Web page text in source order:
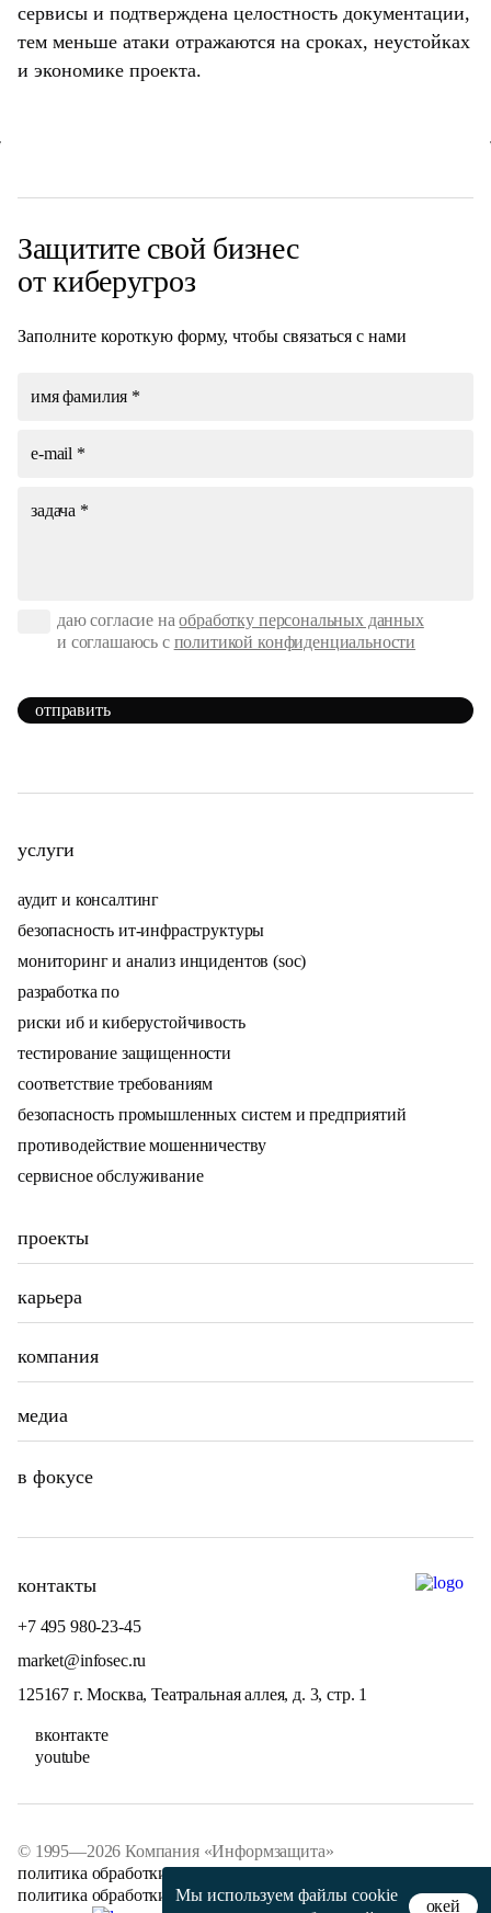
сервисы и подтверждена целостность документации,
тем меньше атаки отражаются на сроках, неустойках
и экономике проекта.
Защитите свой бизнес
от киберугроз
Заполните короткую форму, чтобы связаться с нами
даю согласие наобработку персональных данных
и соглашаюсь с политикой конфиденциальности
отправить
контакты
+7 495 980-23-45
market@infosec.ru
125167 г. Москва, Театральная аллея, д. 3, стр. 1
вконтакте
youtube
услуги
аудит и консалтинг
безопасность ит-инфраструктуры
мониторинг и анализ инцидентов (soc)
разработка по
риски иб и киберустойчивость
тестирование защищенности
соответствие требованиям
безопасность промышленных систем и предприятий
противодействие мошенничеству
сервисное обслуживание
проекты
карьера
компания
в фокусе
медиа
© 1995—2026 Компания «Информзащита»
политика обработки персональных данных
политика обработки файлов cookie
Мы используем файлы cookie
окей